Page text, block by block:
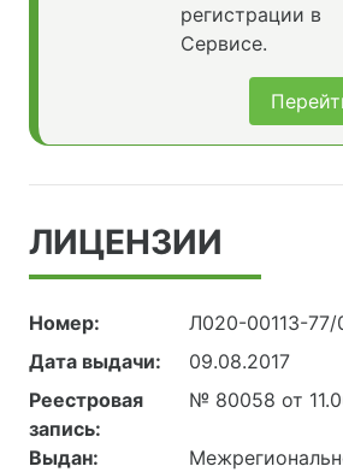
регистрации в
Сервисе.
ЛИЦЕНЗИИ
Номер:
Л020-00113-77/
Дата выдачи:
09.08.2017
Реестровая
запись:
№ 80058 от
Выдан: